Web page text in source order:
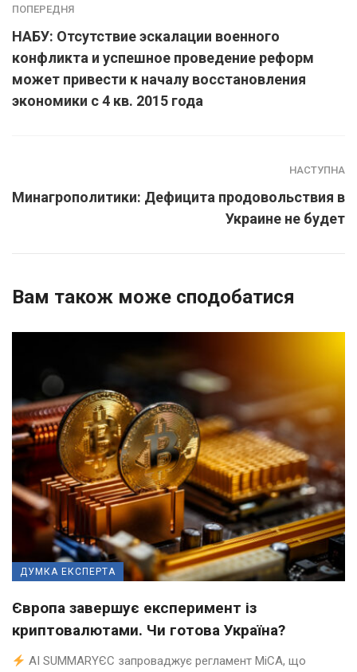
ПОПЕРЕДНЯ
НАБУ: Отсутствие эскалации военного
конфликта и успешное проведение реформ
может привести к началу восстановления
экономики с 4 кв. 2015 года
НАСТУПНА
Минагрополитики: Дефицита продовольствия в
Украине не будет
Вам також може сподобатися
ДУМКА ЕКСПЕРТА
Європа завершує експеримент із
криптовалютами. Чи готова Україна?
AI SUMMARYЄС запроваджує регламент MiCA, що